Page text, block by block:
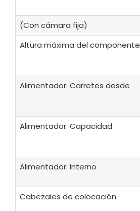
(Con cámara fija)
Altura máxima del componente
Alimentador: Carretes desde
Alimentador: Capacidad
Alimentador: Interno
Cabezales de colocación